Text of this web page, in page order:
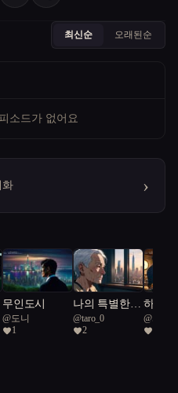
최신순 오래된순
소드가 없어요
화 ›
무인도시
@도니
1
나의 특별한
돌봄 로봇
@taro_0
2
하늘
붕어빵
@서울
급시민